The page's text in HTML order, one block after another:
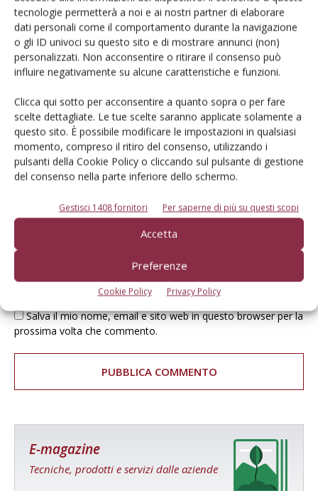
tecnologie permetterà a noi e ai nostri partner di elaborare
dati personali come il comportamento durante la navigazione
o gli ID univoci su questo sito e di mostrare annunci (non)
personalizzati. Non acconsentire o ritirare il consenso può
influire negativamente su alcune caratteristiche e funzioni.
Clicca qui sotto per acconsentire a quanto sopra o per fare
scelte dettagliate. Le tue scelte saranno applicate solamente a
questo sito. È possibile modificare le impostazioni in qualsiasi
momento, compreso il ritiro del consenso, utilizzando i
pulsanti della Cookie Policy o cliccando sul pulsante di gestione
del consenso nella parte inferiore dello schermo.
Gestisci 1408 fornitori Per saperne di più su questi scopi
Accetta
Preferenze
Cookie Policy Privacy Policy
LASCIA UN COMMENTO
Salva il mio nome, email e sito web in questo browser per la
prossima volta che commento.
E-magazine
Tecniche, prodotti e servizi dalle aziende